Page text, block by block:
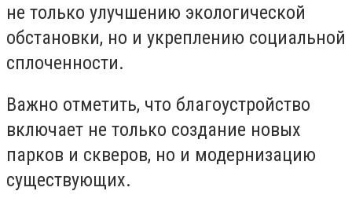
не только улучшению экологической
обстановки, но и укреплению социальной
сплоченности.
Важно отметить, что благоустройство
включает не только создание новых
парков и скверов, но и модернизацию
существующих.